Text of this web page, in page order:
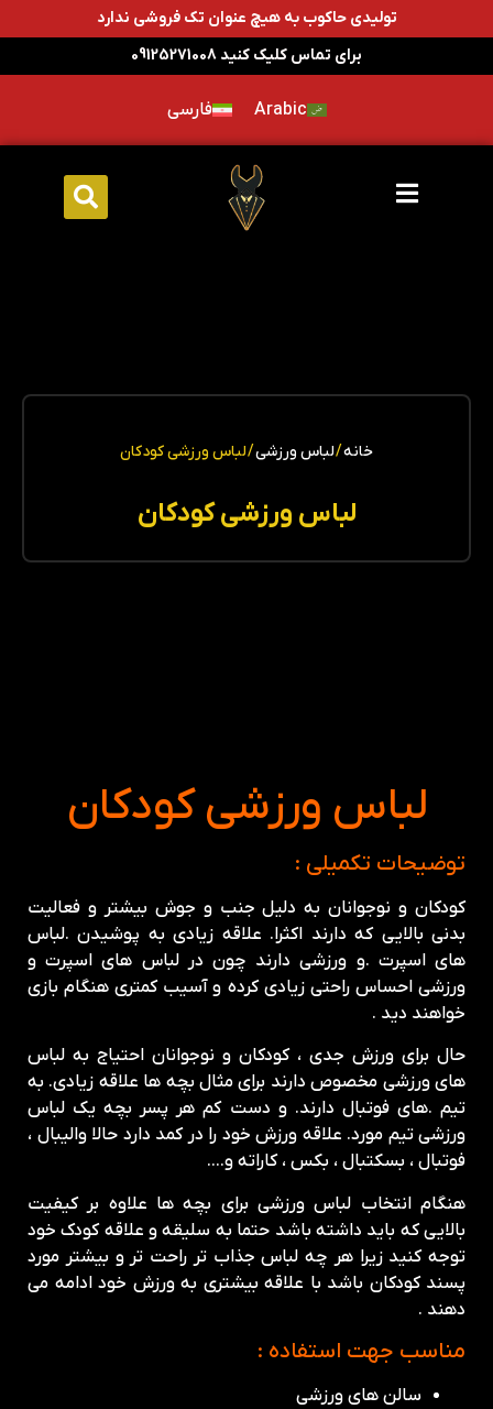
تولیدی حاکوب به هیچ عنوان تک فروشی ندارد
برای تماس کلیک کنید 09125271008
Arabic فارسی
خانه/لباس ورزشی/ لباس ورزشی کودکان
لباس ورزشی کودکان
لباس ورزشی کودکان
توضیحات تکمیلی :
کودکان و نوجوانان به دلیل جنب و جوش بیشتر و فعالیت
بدنی بالایی که دارند اکثرا. علاقه زیادی به پوشیدن .لباس
های اسپرت .و ورزشی دارند چون در لباس های اسپرت و
ورزشی احساس راحتی زیادی کرده و آسیب کمتری هنگام بازی
خواهند دید .
حال برای ورزش جدی ، کودکان و نوجوانان احتیاج به لباس
های ورزشی مخصوص دارند برای مثال بچه ها علاقه زیادی. به
تیم .های فوتبال دارند. و دست کم هر پسر بچه یک لباس
ورزشی تیم مورد. علاقه ورزش خود را در کمد دارد حالا والیبال ،
فوتبال ، بسکتبال ، بکس ، کاراته و….
هنگام انتخاب لباس ورزشی برای بچه ها علاوه بر کیفیت
بالایی که باید داشته باشد حتما به سلیقه و علاقه کودک خود
توجه کنید زیرا هر چه لباس جذاب تر راحت تر و بیشتر مورد
پسند کودکان باشد با علاقه بیشتری به ورزش خود ادامه می
دهند .
مناسب جهت استفاده :
سالن های ورزشی